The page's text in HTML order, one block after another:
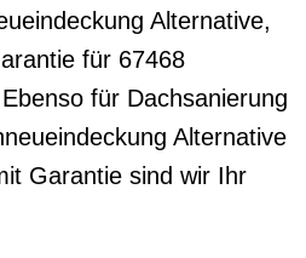
Alternative,
für 67468
für Dachsanierung
Alternative
Garantie sind wir Ihr